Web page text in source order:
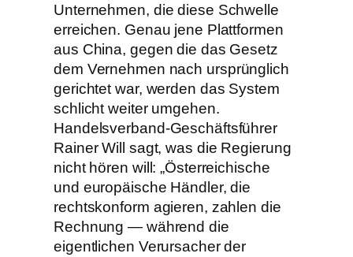
Unternehmen, die diese Schwelle
erreichen. Genau jene Plattformen
aus China, gegen die das Gesetz
dem Vernehmen nach ursprünglich
gerichtet war, werden das System
schlicht weiter umgehen.
Handelsverband-Geschäftsführer
Rainer Will sagt, was die Regierung
nicht hören will: „Österreichische
und europäische Händler, die
rechtskonform agieren, zahlen die
Rechnung — während die
eigentlichen Verursacher der